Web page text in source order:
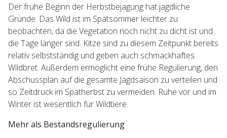
Der frühe Beginn der Herbstbejagung hat jagdliche
Gründe. Das Wild ist im Spätsommer leichter zu
beobachten, da die Vegetation noch nicht zu dicht ist und
die Tage länger sind. Kitze sind zu diesem Zeitpunkt bereits
relativ selbstständig und geben auch schmackhaftes
Wildbret. Außerdem ermöglicht eine frühe Regulierung, den
Abschussplan auf die gesamte Jagdsaison zu verteilen und
so Zeitdruck im Spätherbst zu vermeiden. Ruhe vor und im
Winter ist wesentlich für Wildtiere.
Mehr als Bestandsregulierung